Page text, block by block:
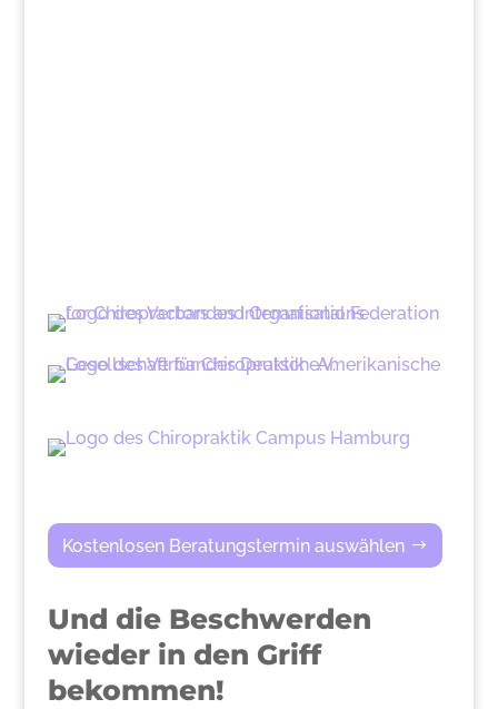
Kostenlosen Beratungstermin auswählen
Und die Beschwerden
wieder in den Griff
bekommen!